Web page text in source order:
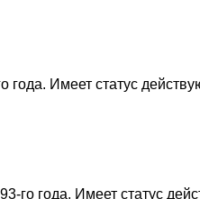
Имеет статус
года. Имеет статус